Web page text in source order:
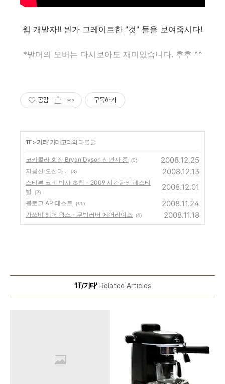
웹 개발자!! 뭔가 그레이트한 "것" 들을 보여줍시다!
*발머의 오버는 다시보아도 재미있습니다. 후후 ^^
공감 구독하기
'IT> 기타' 카테고리의 다른 글
코카콜라 회장 Bryan Dyson 신년사 중 (0) 2008.12.25
지름신 오신다... (3) 2008.12.13
스티븐 코비 박사 초청 - 2009 시간관리 페스티
벌
(2)
2008.12.01
블로그 API테스트 (11) 2008.11.24
가쓰비 헤어 왁스 - 무빙러버 에어라이즈 (4) 2008.11.18
'IT/기타'Related Articles